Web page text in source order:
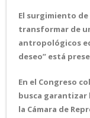
El surgimiento
transformar de
antropológicos
deseo” está
En el Congreso
busca garantizar
la Cámara de